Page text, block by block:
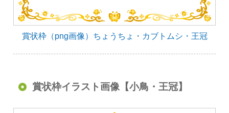
賞状枠（png画像）ちょうちょ・カブトムシ・王冠
賞状枠イラスト画像【小鳥・王冠】